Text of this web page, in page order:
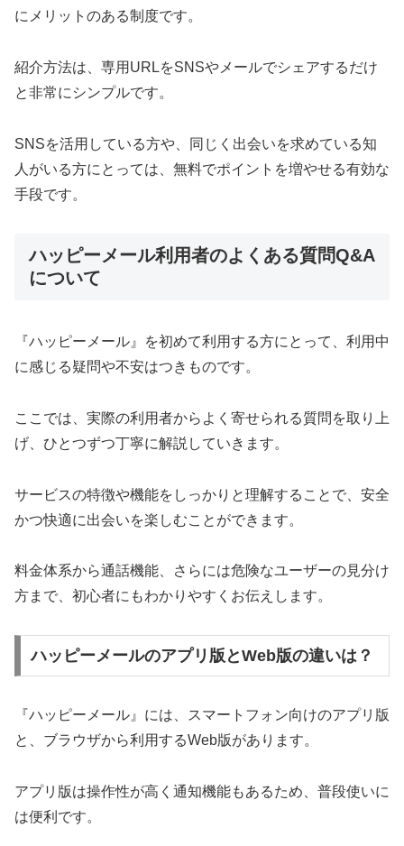
にメリットのある制度です。
紹介方法は、専用URLをSNSやメールでシェアするだけ
と非常にシンプルです。
SNSを活用している方や、同じく出会いを求めている知
人がいる方にとっては、無料でポイントを増やせる有効な
手段です。
ハッピーメール利用者のよくある質問Q&A
について
『ハッピーメール』を初めて利用する方にとって、利用中
に感じる疑問や不安はつきものです。
ここでは、実際の利用者からよく寄せられる質問を取り上
げ、ひとつずつ丁寧に解説していきます。
サービスの特徴や機能をしっかりと理解することで、安全
かつ快適に出会いを楽しむことができます。
料金体系から通話機能、さらには危険なユーザーの見分け
方まで、初心者にもわかりやすくお伝えします。
ハッピーメールのアプリ版とWeb版の違いは？
『ハッピーメール』には、スマートフォン向けのアプリ版
と、ブラウザから利用するWeb版があります。
アプリ版は操作性が高く通知機能もあるため、普段使いに
は便利です。